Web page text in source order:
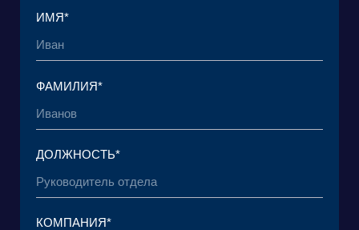
соглашением
согласие на обработку своих персональных